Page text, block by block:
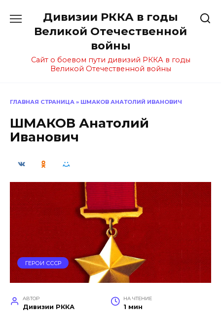
содержанию
Дивизии РККА в годы
Великой Отечественной
войны
Сайт о боевом пути дивизий РККА в годы
Великой Отечественной войны
ГЛАВНАЯ СТРАНИЦА » ШМАКОВ АНАТОЛИЙ ИВАНОВИЧ
ШМАКОВ Анатолий
Иванович
ГЕРОИ СССР
АВТОР
Дивизии РККА
НА ЧТЕНИЕ
1 мин